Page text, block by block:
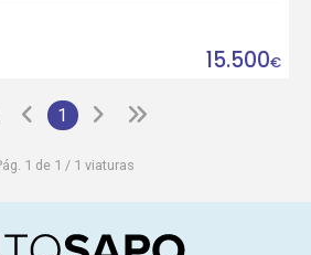
15.500€
1
1 de 1 / 1 viaturas